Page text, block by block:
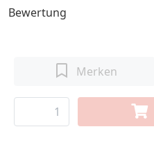
Bewertung
Merken